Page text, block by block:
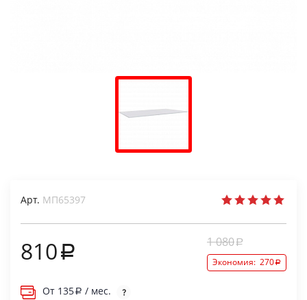
Арт. МП65397
810 1 080
Экономия: 270
От 135
/ мес.